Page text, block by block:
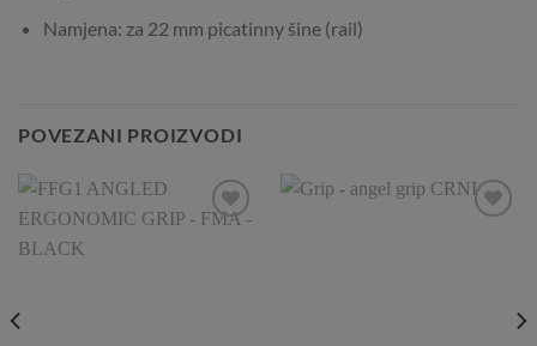
Namjena: za 22 mm picatinny šine (rail)
POVEZANI PROIZVODI